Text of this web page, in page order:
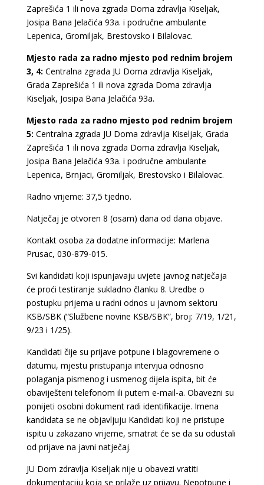
Zaprešića 1 ili nova zgrada Doma zdravlja Kiseljak,
Josipa Bana Jelačića 93a. i područne ambulante
Lepenica, Gromiljak, Brestovsko i Bilalovac.
Mjesto rada za radno mjesto pod rednim brojem
3, 4: Centralna zgrada JU Doma zdravlja Kiseljak,
Grada Zaprešića 1 ili nova zgrada Doma zdravlja
Kiseljak, Josipa Bana Jelačića 93a.
Mjesto rada za radno mjesto pod rednim brojem
5: Centralna zgrada JU Doma zdravlja Kiseljak, Grada
Zaprešića 1 ili nova zgrada Doma zdravlja Kiseljak,
Josipa Bana Jelačića 93a. i područne ambulante
Lepenica, Brnjaci, Gromiljak, Brestovsko i Bilalovac.
Radno vrijeme: 37,5 tjedno.
Natječaj je otvoren 8 (osam) dana od dana objave.
Kontakt osoba za dodatne informacije: Marlena
Prusac, 030-879-015.
Svi kandidati koji ispunjavaju uvjete javnog natječaja
će proći testiranje sukladno članku 8. Uredbe o
postupku prijema u radni odnos u javnom sektoru
KSB/SBK (”Službene novine KSB/SBK”, broj: 7/19, 1/21,
9/23 i 1/25).
Kandidati čije su prijave potpune i blagovremene o
datumu, mjestu pristupanja intervjua odnosno
polaganja pismenog i usmenog dijela ispita, bit će
obaviješteni telefonom ili putem e-mail-a. Obavezni su
ponijeti osobni dokument radi identifikacije. Imena
kandidata se ne objavljuju Kandidati koji ne pristupe
ispitu u zakazano vrijeme, smatrat će se da su odustali
od prijave na javni natječaj.
JU Dom zdravlja Kiseljak nije u obavezi vratiti
dokumentaciju koja se prilaže uz prijavu. Nepotpune i